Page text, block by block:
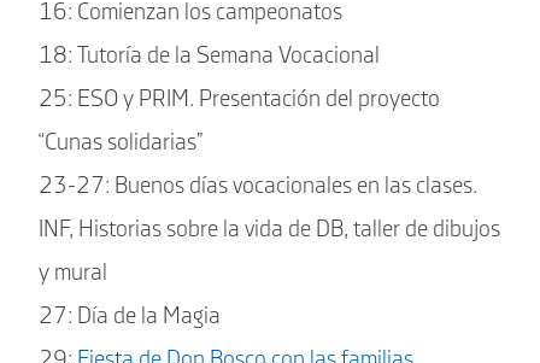
16: Comienzan los campeonatos
18: Tutoría de la Semana Vocacional
25: ESO y PRIM. Presentación del proyecto
“Cunas solidarias”
23-27: Buenos días vocacionales en las clases.
INF, Historias sobre la vida de DB, taller de dibujos
y mural
27: Día de la Magia